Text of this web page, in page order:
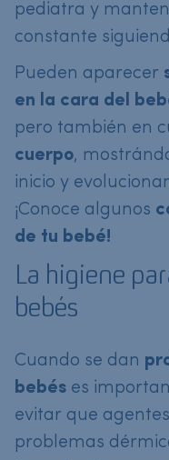
pediatra y
constante
Pueden aparecer
en la cara del
pero también en
cuerpo,
inicio y
¡Conoce algunos
de tu bebé!
La higiene
bebés
Cuando se dan
bebés es
evitar que
problemas